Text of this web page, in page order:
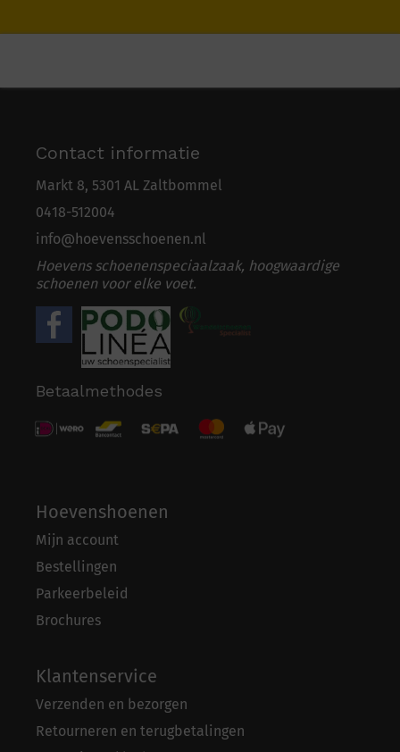
Contact informatie
Markt 8, 5301 AL Zaltbommel
0418-512004
info@hoevensschoenen.nl
Hoevens schoenenspeciaalzaak, hoogwaardige
schoenen voor elke voet.
Betaalmethodes
Hoevenshoenen
Mijn account
Bestellingen
Parkeerbeleid
Brochures
Klantenservice
Verzenden en bezorgen
Retourneren en terugbetalingen